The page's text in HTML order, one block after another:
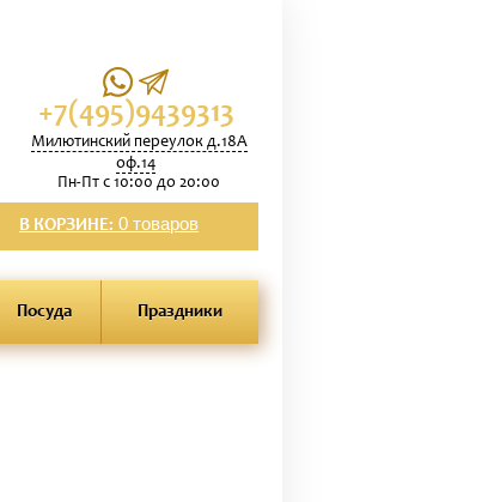
+7(495)9439313
Милютинский переулок д.18А
оф.14
Пн-Пт с 10:00 до 20:00
В КОРЗИНЕ: 0 товаров
Посуда Праздники